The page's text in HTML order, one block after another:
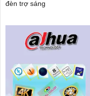
đèn trợ sáng